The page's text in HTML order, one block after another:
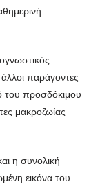
, άλλοι παράγοντες
του προσδόκιμου
μακροζωίας
η συνολική
εικόνα του